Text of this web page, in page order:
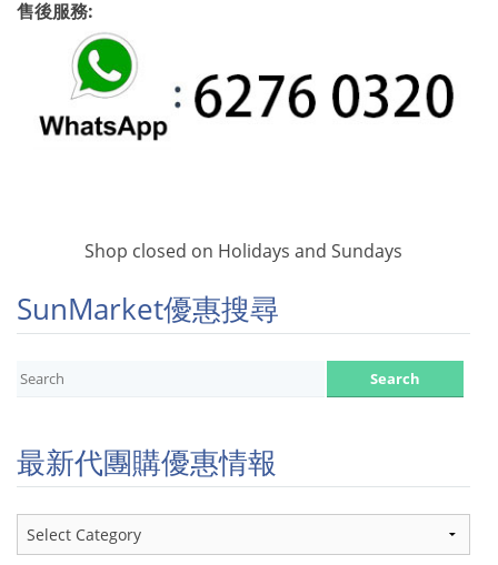
售後服務:
Shop closed on Holidays and Sundays
SunMarket優惠搜尋
最新代團購優惠情報
最
新